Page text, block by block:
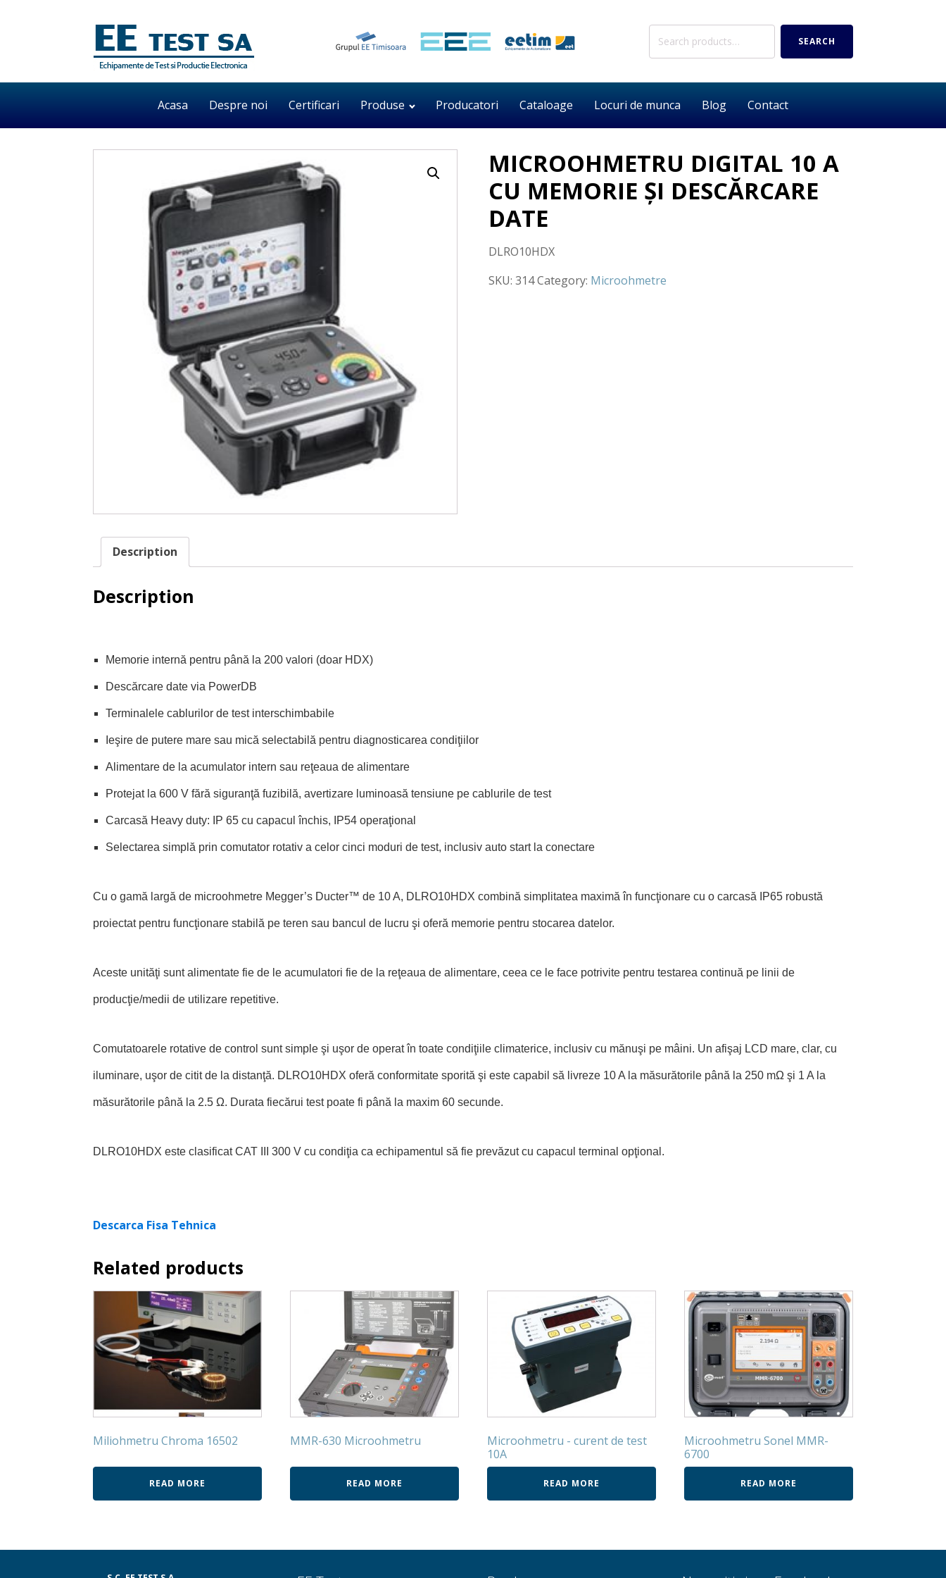
Search
SEARCH
Acasa Despre noi Certificari Produse Producatori Cataloage Locuri de munca Blog Contact
MICROOHMETRU DIGITAL 10 A
CU MEMORIE ŞI DESCĂRCARE
DATE
DLRO10HDX
SKU: 314Category: Microohmetre
Description
Description
Memorie internă pentru până la 200 valori (doar HDX)
Descărcare date via PowerDB
Terminalele cablurilor de test interschimbabile
Ieşire de putere mare sau mică selectabilă pentru diagnosticarea condiţiilor
Alimentare de la acumulator intern sau reţeaua de alimentare
Protejat la 600 V fără siguranţă fuzibilă, avertizare luminoasă tensiune pe cablurile de test
Carcasă Heavy duty: IP 65 cu capacul închis, IP54 operaţional
Selectarea simplă prin comutator rotativ a celor cinci moduri de test, inclusiv auto start la conectare
Cu o gamă largă de microohmetre Megger’s Ducter™ de 10 A, DLRO10HDX combină simplitatea maximă în funcţionare cu o carcasă IP65 robustă
proiectat pentru funcţionare stabilă pe teren sau bancul de lucru şi oferă memorie pentru stocarea datelor.
Aceste unităţi sunt alimentate fie de le acumulatori fie de la reţeaua de alimentare, ceea ce le face potrivite pentru testarea continuă pe linii de
producţie/medii de utilizare repetitive.
Comutatoarele rotative de control sunt simple şi uşor de operat în toate condiţiile climaterice, inclusiv cu mănuşi pe mâini. Un afişaj LCD mare, clar, cu
iluminare, uşor de citit de la distanţă. DLRO10HDX oferă conformitate sporită şi este capabil să livreze 10 A la măsurătorile până la 250 mΩ şi 1 A la
măsurătorile până la 2.5 Ω. Durata fiecărui test poate fi până la maxim 60 secunde.
DLRO10HDX este clasificat CAT III 300 V cu condiţia ca echipamentul să fie prevăzut cu capacul terminal opţional.
Descarca Fisa Tehnica
Related products
Miliohmetru Chroma 16502
READ MORE
MMR-630 Microohmetru
READ MORE
Microohmetru - curent de test
10A
READ MORE
Microohmetru Sonel MMR-
6700
READ MORE